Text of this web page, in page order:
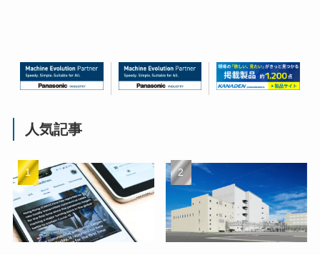
人気記事